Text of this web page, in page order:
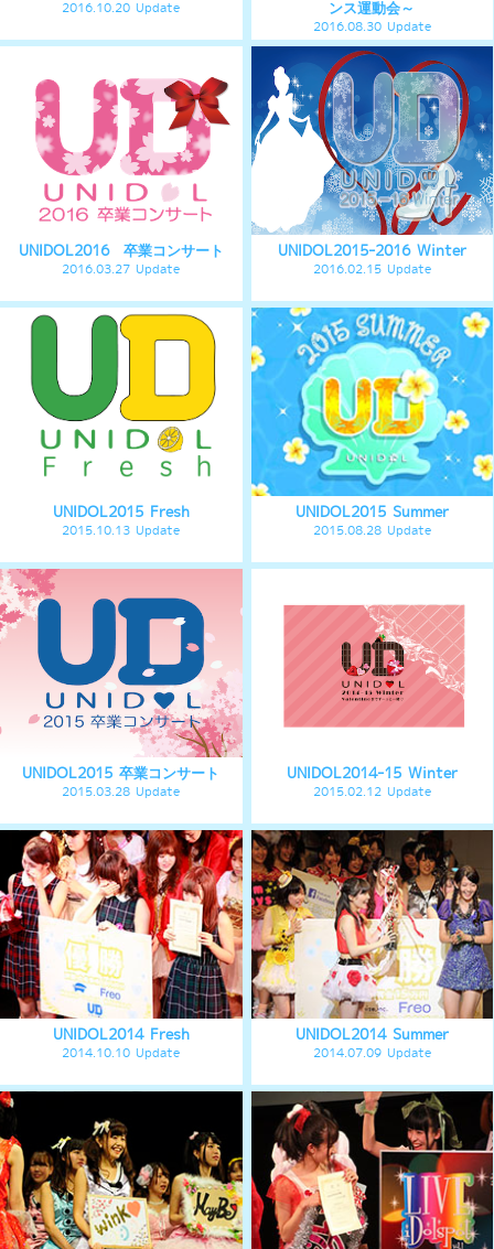
UNIDOL2015 卒業コンサート UNIDOL2014-15 Winter
2015.02.12 Update
2014.10.10 Update
UNIDOL2014 Summer
2014.07.09 Update
UNIDOL2013 Winter
2013.12.17 Update
UNIDOL2013 Spring
2013.04.23 Update
UNIDOL2012 Winter
2012.09.26 Update
最新情報
UNIDOLについて
イベント開催情報
チケット情報
スペシャル
グッズショップ